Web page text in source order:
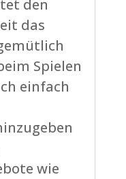
den
das
Spielen
einfach
wie